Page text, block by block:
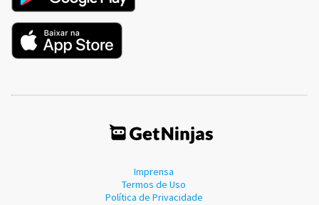
Imprensa
Termos de Uso
Política de Privacidade